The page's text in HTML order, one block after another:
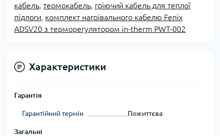
кабель термокабель гріючий кабель для теплої
підлоги комплект нагрівального кабелю Fenix
ADSV20 з терморегулятором in-therm PWT-002
Характеристики
Гарантія
Гарантійний термін Пожиттєва
Загальні